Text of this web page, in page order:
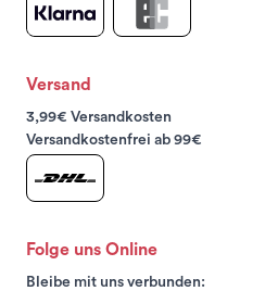
Versand
3,99€ Versandkosten
Versandkostenfrei ab 99€
Folge uns Online
Bleibe mit uns verbunden: